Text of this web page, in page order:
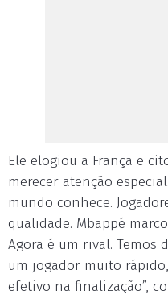
Ele elogiou a França e
merecer atenção
mundo conhece.
qualidade. Mbappé
Agora é um rival. Temos
um jogador muito
efetivo na finalização”,